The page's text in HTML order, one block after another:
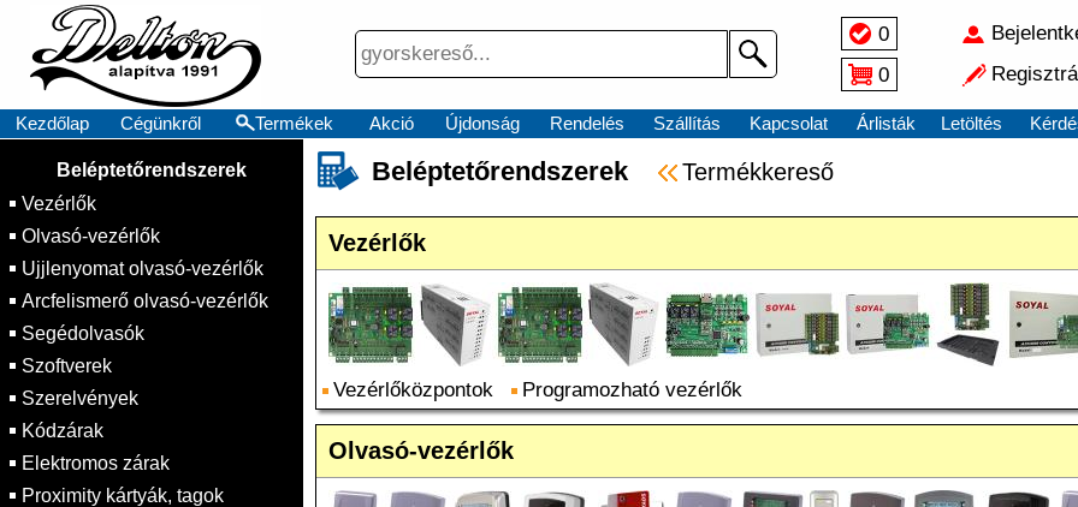
0
0
Kezdőlap Cégünkről Termékek Akció Újdonság Rendelés Szállítás Kapcsolat Árlisták Letöltés
Beléptetőrendszerek
×
Vezérlők
Olvasó-vezérlők
Ujjlenyomat olvasó-vezérlők
Arcfelismerő olvasó-vezérlők
Segédolvasók
Szoftverek
Szerelvények
Kódzárak
Elektromos zárak
Proximity kártyák, tagok
Beléptetőrendszerek Termékkereső
Vezérlők
Vezérlőközpontok Programozható vezérlők
Olvasó-vezérlők